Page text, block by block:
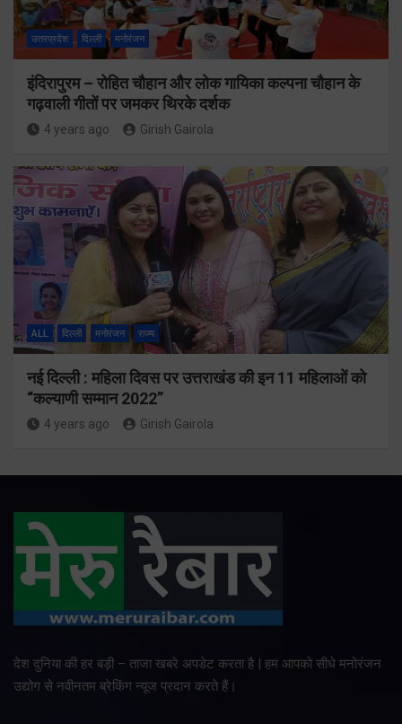
उत्तरप्रदेश दिल्ली मनोरंजन
इंदिरापुरम – रोहित चौहान और लोक गायिका कल्पना चौहान के
गढ़वाली गीतों पर जमकर थिरके दर्शक
4 years ago Girish Gairola
ALL दिल्ली मनोरंजन राज्य
नई दिल्ली : महिला दिवस पर उत्तराखंड की इन 11 महिलाओं को
“कल्याणी सम्मान 2022”
4 years ago Girish Gairola
देश दुनिया की हर बड़ी – ताजा खबरे अपडेट करता है | हम आपको सीधे मनोरंजन
उद्योग से नवीनतम ब्रेकिंग न्यूज प्रदान करते हैं।